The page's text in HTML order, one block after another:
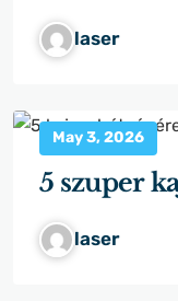
laser
May 3, 2026
5 szuper
laser